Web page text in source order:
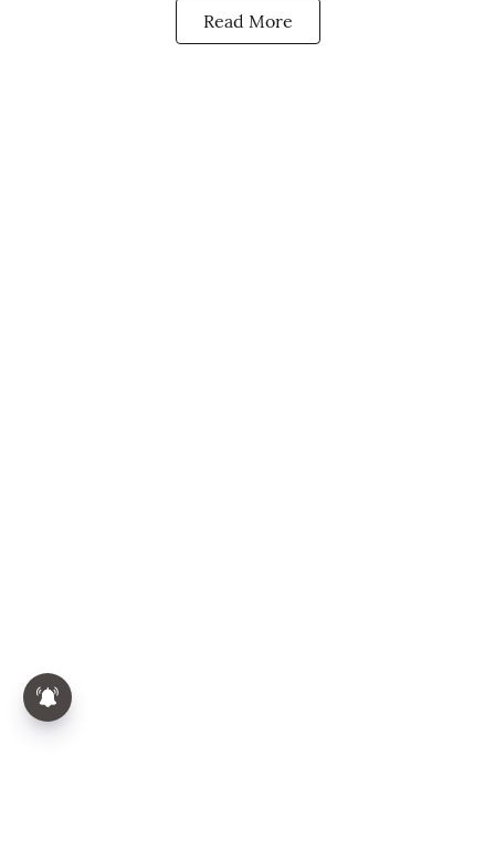
Read More